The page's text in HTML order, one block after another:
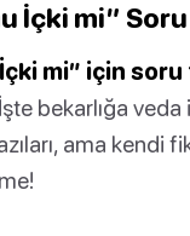
İçki mi”
mi” için
İşte bekarlığa
ama kendi